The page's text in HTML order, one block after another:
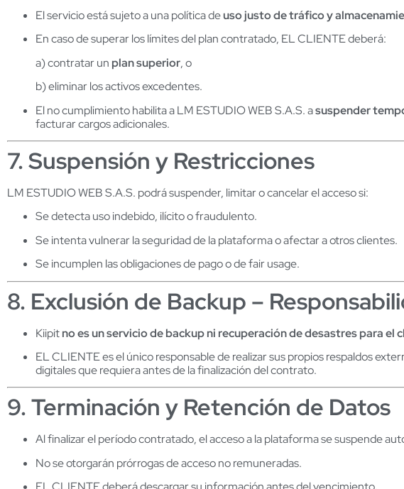
El servicio está sujeto a una política deuso justo de tráfico y
En caso de superar los límites del plan contratado, EL CLIENTE deberá:
a) contratar un plan superior, o
b) eliminar los activos excedentes.
El no cumplimiento habilita a LM ESTUDIO WEB S.A.S. asuspender
facturar cargos adicionales.
7. Suspensión y Restricciones
LM ESTUDIO WEB S.A.S. podrá suspender, limitar o cancelar el acceso si:
Se detecta uso indebido, ilícito o fraudulento.
Se intenta vulnerar la seguridad de la plataforma o afectar a otros clientes.
Se incumplen las obligaciones de pago o de fair usage.
8. Exclusión de Backup –
Kiipitno es un servicio de backup ni recuperación de desastres para el
EL CLIENTE es el único responsable de realizar sus propios respaldos
digitales que requiera antes de la finalización del contrato.
9. Terminación y Retención de Datos
Al finalizar el período contratado, el acceso a la plataforma se suspende
No se otorgarán prórrogas de acceso no remuneradas.